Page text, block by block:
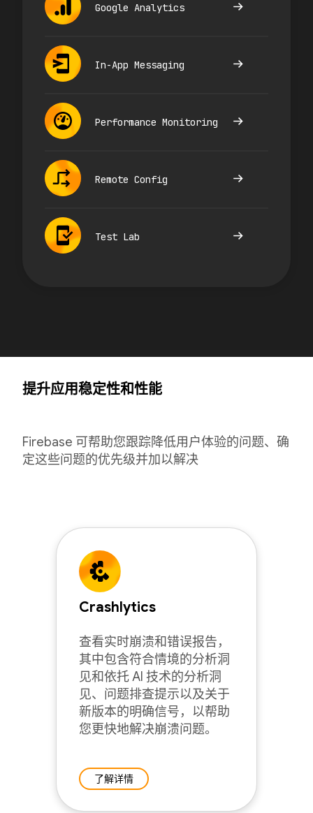
Google Analytics
In-App Messaging
Performance Monitoring
Remote Config
Test Lab
提升应用稳定性和性能
Firebase 可帮助您跟踪降低用户体验的问题、确
定这些问题的优先级并加以解决
Crashlytics
查看实时崩溃和错误报告，
其中包含符合情境的分析洞
见和依托 AI 技术的分析洞
见、问题排查提示以及关于
新版本的明确信号，以帮助
您更快地解决崩溃问题。
了解详情